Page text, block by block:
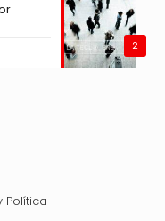
2
Política